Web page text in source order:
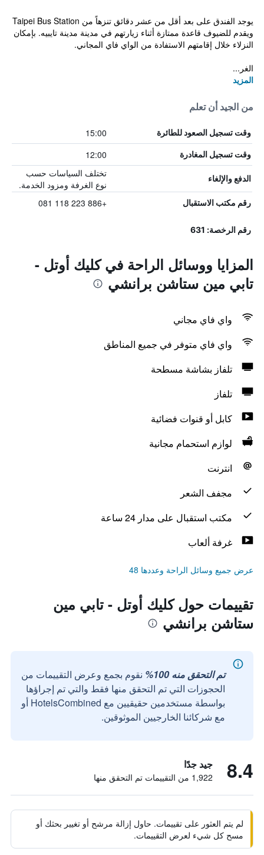
يوجد الفندق على بعد أقل من عشر دقائق تنزهاً من Taipei Bus Station
ويقدم للضيوف قاعدة ممتازة أثناء زيارتهم في مدينة مدينة تايبيه. بإمكان
النزلاء خلال إقامتهم الاستفادة من الواي فاي المجاني.
الغر...
المزيد
من الجيد أن تعلم
وقت تسجيل الصعود للطائرة 15:00
وقت تسجيل المغادرة 12:00
الدفع والإلغاء
تختلف السياسات حسب
نوع الغرفة ومزود الخدمة.
رقم مكتب الاستقبال +886 223 118 081
رقم الرخصة: 631
المزايا ووسائل الراحة في كليك أوتل -
تابي مين ستاشن برانشي
واي فاي مجاني
واي فاي متوفر في جميع المناطق
تلفاز بشاشة مسطحة
تلفاز
كابل أو قنوات فضائية
لوازم استحمام مجانية
انترنت
مجفف الشعر
مكتب استقبال على مدار 24 ساعة
غرفة ألعاب
عرض جميع وسائل الراحة وعددها 48
تقييمات حول كليك أوتل - تابي مين
ستاشن برانشي
تم التحقق منه 100%
نقوم بجمع وعرض التقييمات من
الحجوزات التي تم التحقق منها فقط والتي تم إجراؤها
بواسطة مستخدمين حقيقيين مع HotelsCombined أو
مع شركائنا الخارجيين الموثوقين.
8.4 جيد جدًا
1,922 من التقييمات تم التحقق منها
لم يتم العثور على تقييمات. حاول إزالة مرشح أو تغيير بحثك أو
مسح كل شيء لعرض التقييمات.